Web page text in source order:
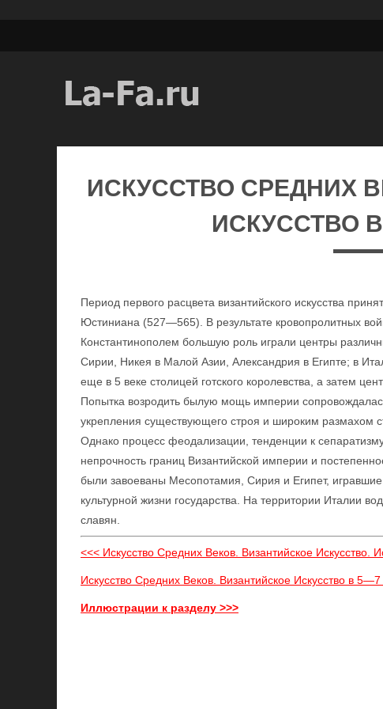
ИСКУССТВО СРЕДНИХ
ИСКУССТВО
Период первого расцвета византийского искусства
Юстиниана (527—565). В результате кровопролитных
Константинополем большую роль играли центры
Сирии, Никея в Малой Азии, Александрия в Египте; в
еще в 5 веке столицей готского королевства, а затем
Попытка возродить былую мощь империи
укрепления существующего строя и широким размахом
Однако процесс феодализации, тенденции к
непрочность границ Византийской империи и
были завоеваны Месопотамия, Сирия и Египет,
культурной жизни государства. На территории Италии
славян.
<<< Искусство Средних Веков. Византийское Искусство.
Искусство Средних Веков. Византийское Искусство в 5—7
Иллюстрации к разделу >>>